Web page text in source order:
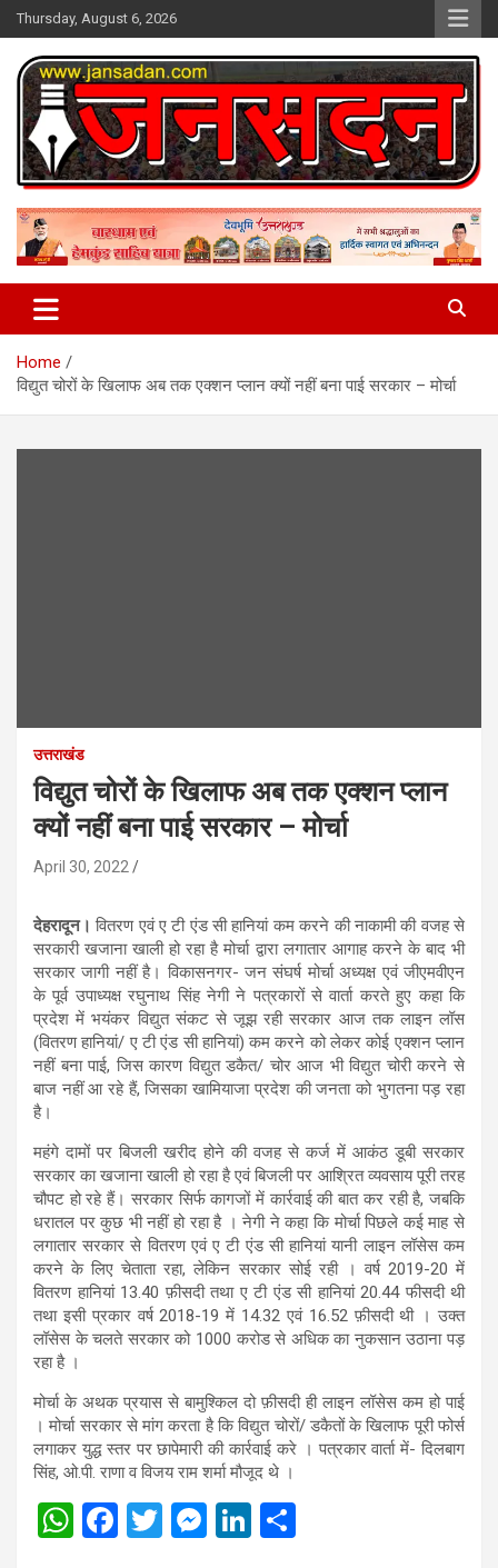
Skip
to
content
Thursday, August 6, 2026
Jan Sadan
Home
विद्युत चोरों के खिलाफ अब तक एक्शन प्लान क्यों नहीं बना पाई सरकार – मोर्चा
उत्तराखंड
विद्युत चोरों के खिलाफ अब तक एक्शन प्लान
क्यों नहीं बना पाई सरकार – मोर्चा
April 30, 2022
देहरादून। वितरण एवं ए टी एंड सी हानियां कम करने की नाकामी की वजह से
सरकारी खजाना खाली हो रहा है मोर्चा द्वारा लगातार आगाह करने के बाद भी
सरकार जागी नहीं है। विकासनगर- जन संघर्ष मोर्चा अध्यक्ष एवं जीएमवीएन
के पूर्व उपाध्यक्ष रघुनाथ सिंह नेगी ने पत्रकारों से वार्ता करते हुए कहा कि
प्रदेश में भयंकर विद्युत संकट से जूझ रही सरकार आज तक लाइन लॉस
(वितरण हानियां/ ए टी एंड सी हानियां) कम करने को लेकर कोई एक्शन प्लान
नहीं बना पाई, जिस कारण विद्युत डकैत/ चोर आज भी विद्युत चोरी करने से
बाज नहीं आ रहे हैं, जिसका खामियाजा प्रदेश की जनता को भुगतना पड़ रहा
है।
महंगे दामों पर बिजली खरीद होने की वजह से कर्ज में आकंठ डूबी सरकार
सरकार का खजाना खाली हो रहा है एवं बिजली पर आश्रित व्यवसाय पूरी तरह
चौपट हो रहे हैं। सरकार सिर्फ कागजों में कार्रवाई की बात कर रही है, जबकि
धरातल पर कुछ भी नहीं हो रहा है । नेगी ने कहा कि मोर्चा पिछले कई माह से
लगातार सरकार से वितरण एवं ए टी एंड सी हानियां यानी लाइन लॉसेस कम
करने के लिए चेताता रहा, लेकिन सरकार सोई रही । वर्ष 2019-20 में
वितरण हानियां 13.40 फ़ीसदी तथा ए टी एंड सी हानियां 20.44 फीसदी थी
तथा इसी प्रकार वर्ष 2018-19 में 14.32 एवं 16.52 फ़ीसदी थी । उक्त
लॉसेस के चलते सरकार को 1000 करोड से अधिक का नुकसान उठाना पड़
रहा है ।
मोर्चा के अथक प्रयास से बामुश्किल दो फ़ीसदी ही लाइन लॉसेस कम हो पाई
। मोर्चा सरकार से मांग करता है कि विद्युत चोरों/ डकैतों के खिलाफ पूरी फोर्स
लगाकर युद्ध स्तर पर छापेमारी की कार्रवाई करे । पत्रकार वार्ता में- दिलबाग
सिंह, ओ.पी. राणा व विजय राम शर्मा मौजूद थे ।
W F
T
M Li